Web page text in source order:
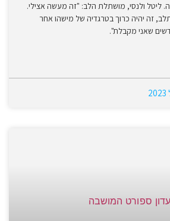
ליטל ולנסי, מושתלת הלב: "זה מעשה אצילי.
זה יהיה כרוך בטרגדיה של מישהו אחר
שאני מקבלת".